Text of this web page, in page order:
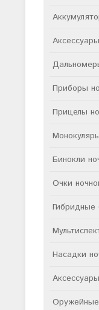
Приборы
Прицелы
Бинокли
Очки
Гибридные
Насадки